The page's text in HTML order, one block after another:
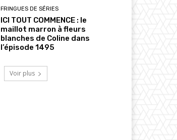
FRINGUES DE SÉRIES
ICI TOUT COMMENCE : le
maillot marron à fleurs
blanches de Coline dans
l’épisode 1495
Voir plus